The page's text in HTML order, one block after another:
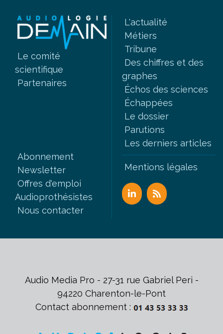
Le comité
scientifique
Partenaires
L'actualité
Métiers
Tribune
Des chiffres et des
graphes
Échos des sciences
Échappées
Le dossier
Parutions
Les derniers articles
Abonnement
Newsletter
Offres d'emploi
Audioprothésistes
Nous contacter
Mentions légales
Audio Media Pro - 27-31 rue Gabriel Peri -
94220 Charenton-le-Pont
Contact abonnement :